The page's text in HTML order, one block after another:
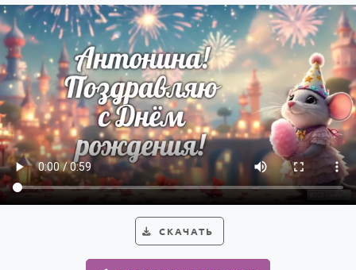
Все родственники
ПЕРСОНАЛЬНЫЕ
Пожелания
По именам
По годам
СКАЧАТЬ